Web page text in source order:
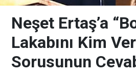
Neşet Ertaş’a
Lakabını Kim
Sorusunun